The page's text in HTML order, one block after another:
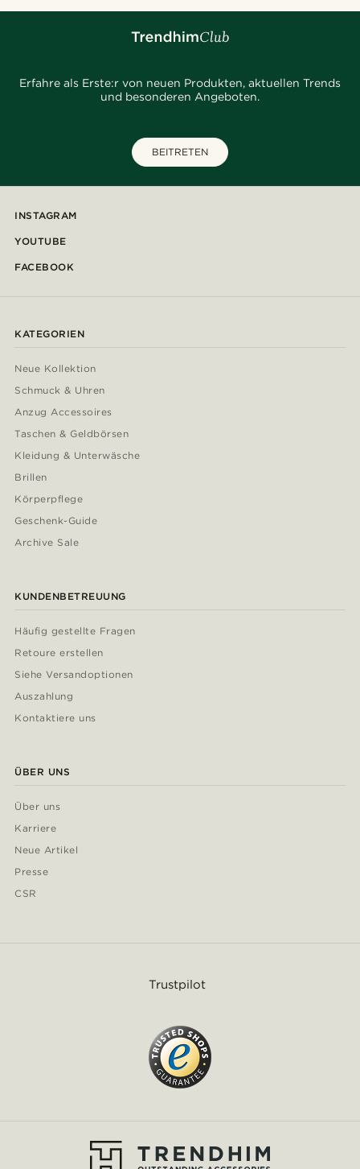
Erfahre als Erste:r von neuen Produkten, aktuellen Trends
und besonderen Angeboten.
BEITRETEN
INSTAGRAM
YOUTUBE
FACEBOOK
KATEGORIEN
Neue Kollektion
Schmuck & Uhren
Anzug Accessoires
Taschen & Geldbörsen
Kleidung & Unterwäsche
Brillen
Körperpflege
Geschenk-Guide
Archive Sale
KUNDENBETREUUNG
Häufig gestellte Fragen
Retoure erstellen
Siehe Versandoptionen
Auszahlung
Kontaktiere uns
ÜBER UNS
Über uns
Karriere
Neue Artikel
Presse
CSR
Trustpilot